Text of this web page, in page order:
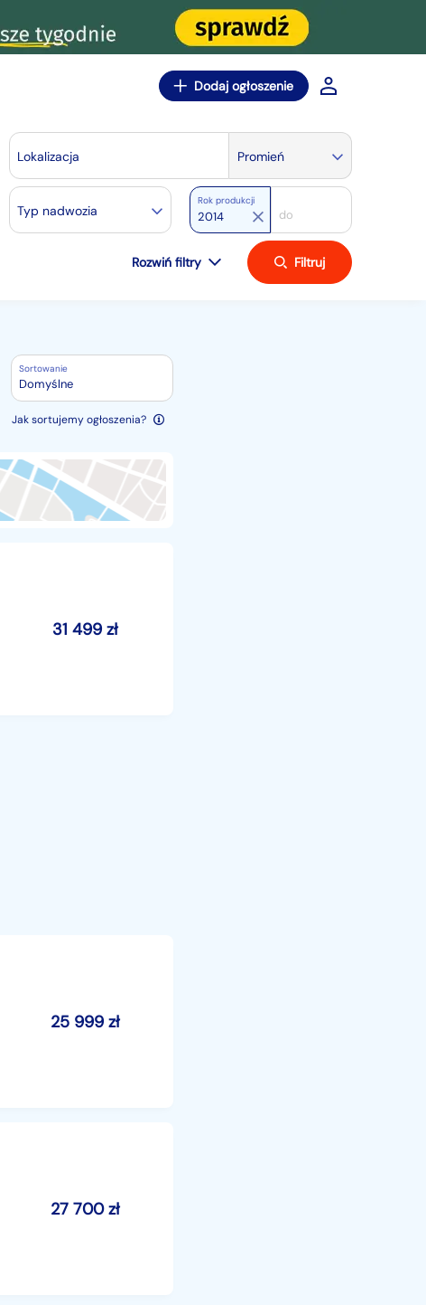
Dodaj ogłoszenie
Lokalizacja Promień
Typ nadwozia
Rok produkcji
Rozwiń filtry Filtruj
Sortowanie
Domyślne
Jak sortujemy ogłoszenia?
31 499zł
25 999zł
27 700zł